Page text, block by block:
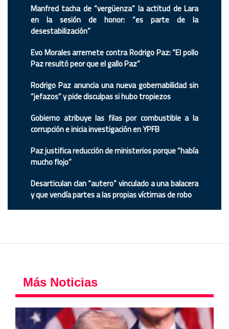
Manfred tacha de “vergüenza” la actitud de Lara
en la sesión de honor: “es parte de la
desestabilización”
Evo Morales arremete contra Rodrigo Paz: “El pollo
Paz resultó peor que el gallo Paz”
Rodrigo Paz anuncia una nueva gobernabilidad sin
“jefazos” y pide disculpas si hubo tropiezos
Gobierno atribuye las filas por combustible a la
corrupción e inicia investigación en YPFB
Paz justifica reducción de ministerios porque “había
mucho flojo”
Desarticulan clan “autero” vinculado a una balacera
y que vendía partes a las propias víctimas de robo
Más Noticias